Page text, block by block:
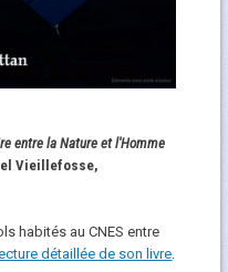
entre la Nature et l'Homme
Vieillefosse,
habités au CNES entre
détaillée de son livre